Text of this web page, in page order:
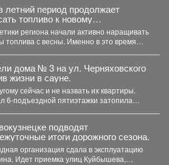
летний период продолжает
топливо к новому
сезону
региона начали активно наращивать
топлива с весны. Именно в это время
дома № 3 на ул. Черняховского
жизни в сауне.
сейчас и не назвать их квартиры.
6-подъездной пятиэтажки затопила
подводят
итоги дорожного сезона.
организация сдала в эксплуатацию
Идет приемка улиц Куйбышева,